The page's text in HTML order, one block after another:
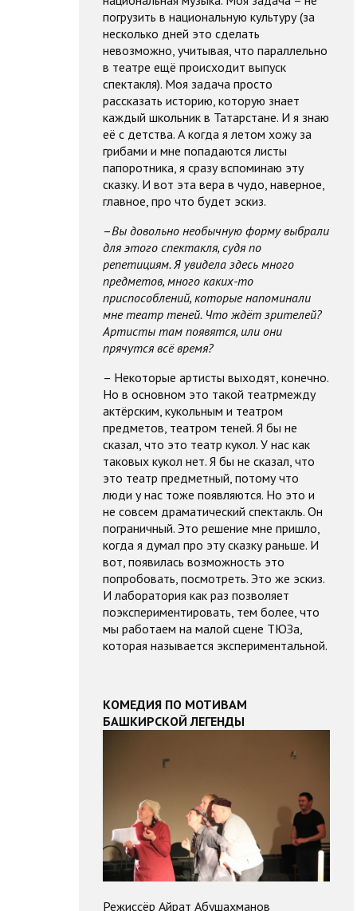
погрузить в национальную культуру (за
несколько дней это сделать
невозможно, учитывая, что параллельно
в театре ещё происходит выпуск
спектакля). Моя задача просто
рассказать историю, которую знает
каждый школьник в Татарстане. И я знаю
её с детства. А когда я летом хожу за
грибами и мне попадаются листы
папоротника, я сразу вспоминаю эту
сказку. И вот эта вера в чудо, наверное,
главное, про что будет эскиз.
–Вы довольно необычную форму выбрали
для этого спектакля, судя по
репетициям. Я увидела здесь много
предметов, много каких-то
приспособлений, которые напоминали
мне театр теней. Что ждёт зрителей?
Артисты там появятся, или они
прячутся всё время?
– Некоторые артисты выходят, конечно.
Но в основном это такой театрмежду
актёрским, кукольным и театром
предметов, театром теней. Я бы не
сказал, что это театр кукол. У нас как
таковых кукол нет. Я бы не сказал, что
это театр предметный, потому что
люди у нас тоже появляются. Но это и
не совсем драматический спектакль. Он
пограничный. Это решение мне пришло,
когда я думал про эту сказку раньше. И
вот, появилась возможность это
попробовать, посмотреть. Это же эскиз.
И лаборатория как раз позволяет
поэкспериментировать, тем более, что
мы работаем на малой сцене ТЮЗа,
которая называется экспериментальной.
КОМЕДИЯ ПО МОТИВАМ
БАШКИРСКОЙ ЛЕГЕНДЫ
Режиссёр Айрат Абушахманов